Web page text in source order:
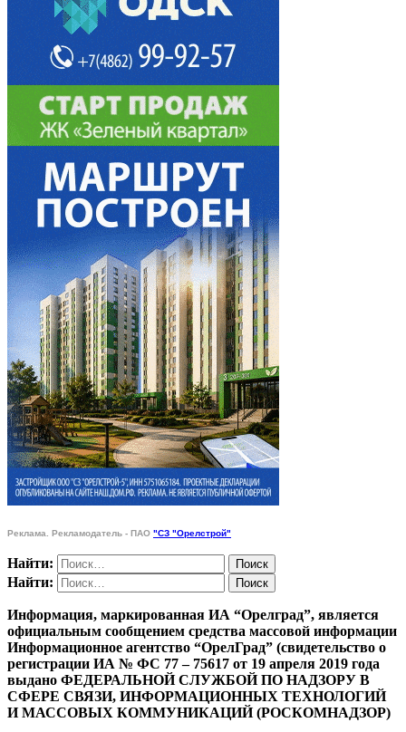
Реклама. Рекламодатель - ПАО "СЗ "Орелстрой"
Найти:
Найти:
Информация, маркированная ИА “Орелград”, является
официальным сообщением средства массовой информации
Информационное агентство “ОрелГрад” (свидетельство о
регистрации ИА № ФС 77 – 75617 от 19 апреля 2019 года
выдано ФЕДЕРАЛЬНОЙ СЛУЖБОЙ ПО НАДЗОРУ В
СФЕРЕ СВЯЗИ, ИНФОРМАЦИОННЫХ ТЕХНОЛОГИЙ
И МАССОВЫХ КОММУНИКАЦИЙ (РОСКОМНАДЗОР)